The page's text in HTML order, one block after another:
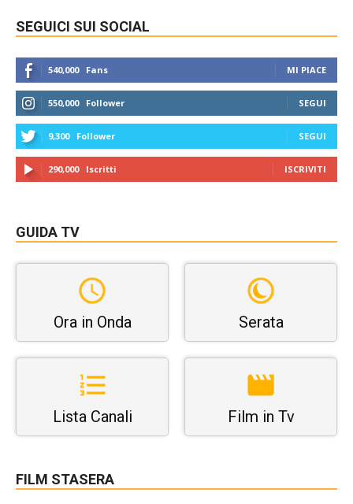
SEGUICI SUI SOCIAL
540,000 Fans MI PIACE
550,000 Follower SEGUI
9,300 Follower SEGUI
290,000 Iscritti ISCRIVITI
GUIDA TV
Ora in Onda Serata
Lista Canali Film in Tv
FILM STASERA